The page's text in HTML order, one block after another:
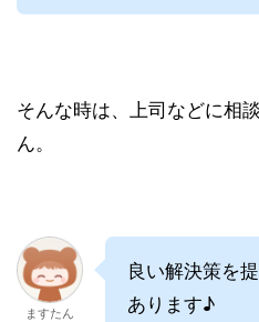
そんな時は、上司などに相
ん。
ますたん
良い解決策を
あります♪